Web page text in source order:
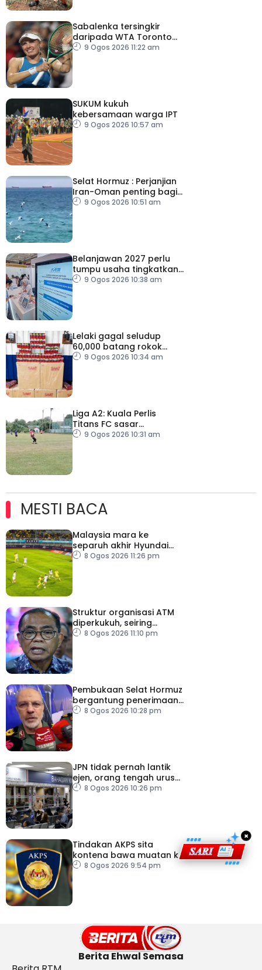
Sabalenka tersingkir
daripada WTA Toronto
Masters
9 Ogos 2026 11:22 am
SUKUM kukuh
kebersamaan warga IPT
9 Ogos 2026 10:57 am
Selat Hormuz : Perjanjian
Iran-Oman penting bagi
tamatkan konflik
9 Ogos 2026 10:51 am
Belanjawan 2027 perlu
tumpu usaha tingkatkan
pertumbuhan gaji
9 Ogos 2026 10:38 am
Lelaki gagal seludup
60,000 batang rokok
putih di Kota Bharu
9 Ogos 2026 10:34 am
Liga A2: Kuala Perlis
Titans FC sasar
kebangkitan
9 Ogos 2026 10:31 am
MESTI BACA
Malaysia mara ke
separuh akhir Hyundai
ASEAN Cup
8 Ogos 2026 11:26 pm
Struktur organisasi ATM
diperkukuh, seiring
pemodenan aset
8 Ogos 2026 11:10 pm
Pembukaan Selat Hormuz
bergantung penerimaan
AS – IRGC
8 Ogos 2026 10:28 pm
JPN tidak pernah lantik
ejen, orang tengah urus
dokumentasi
8 Ogos 2026 10:26 pm
Tindakan AKPS sita
kontena bawa muatan ke
Israel bukti ketegasan
8 Ogos 2026 9:54 pm
×
Berita Ehwal Semasa